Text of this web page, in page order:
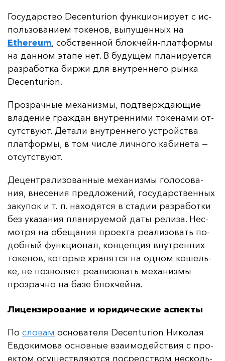
Го­су­дарс­тво Decenturion фун­кци­они­ру­ет с ис­
поль­зо­ва­ни­ем то­ке­нов, вы­пу­щен­ных на
Ethereum, собс­твен­ной блок­чейн-плат­фор­мы
на дан­ном эта­пе нет. В бу­ду­щем пла­ни­ру­ет­ся
раз­ра­бот­ка бир­жи для внут­рен­не­го рын­ка
Decenturion.
Проз­рач­ные ме­ха­низ­мы, под­твер­жда­ющие
вла­де­ние граж­дан внут­рен­ни­ми то­ке­на­ми от­
сутс­тву­ют. Де­та­ли внут­рен­не­го ус­трой­ства
плат­фор­мы, в том чис­ле лич­но­го ка­би­не­та —
от­сутс­тву­ют.
Де­цен­тра­ли­зо­ван­ные ме­ха­низ­мы го­ло­со­ва­
ния, вне­се­ния пред­ло­же­ний, го­су­дарс­твен­ных
за­ку­пок и т. п. на­хо­дят­ся в ста­дии раз­ра­бот­ки
без ука­за­ния пла­ни­ру­емой да­ты ре­ли­за. Нес­
мот­ря на обе­ща­ния про­ек­та ре­али­зо­вать по­
доб­ный фун­кци­онал, кон­цеп­ция внут­рен­них
то­ке­нов, ко­то­рые хра­нят­ся на од­ном ко­шель­
ке, не поз­во­ля­ет ре­али­зо­вать ме­ха­низ­мы
проз­рач­но на ба­зе блок­чей­на.
Лицензирование и юридические аспекты
По сло­вам ос­но­ва­те­ля Decenturion Ни­ко­лая
Ев­до­ки­мо­ва ос­нов­ные вза­имо­дей­ствия с про­
ек­том осу­щест­вля­ют­ся пос­редс­твом нес­коль­